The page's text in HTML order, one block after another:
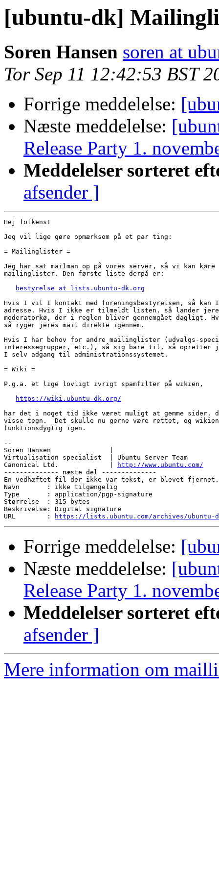
[ubuntu-dk]
Soren Hansen soren at
Tor Sep 11 12:42:53 BST
Forrige meddelelse:
Næste meddelelse:
Release Party 1.
Meddelelser sorteret
afsender ]
Hej folkens!
Jeg vil lige gøre opmærksom på et par ting:
= Mailinglister =
Jeg har sat mailman op på vores server, så vi kan køre
mailinglister. Den første liste derpå er:
bestyrelse at lists.ubuntu-dk.org
Hvis I vil I kontakt med foreningsbestyrelsen, så
adresse. Hvis I ikke er tilmeldt listen, så lander
moderatorkø, der i reglen bliver gennemgået dagligt.
så ryger jeres mail direkte igennem.
Hvis I har behov for andre mailinglister (udvalgs-
interessegrupper, etc.), så sig bare til, så opretter
I selv adgang til administrationssystemet.
= Wiki =
P.g.a. et lige lovligt ivrigt spamfilter på wikien,
https://wiki.ubuntu-dk.org/
har det i noget tid ikke været muligt at gemme sider,
visse tegn.  Det skulle nu gerne være rettet, og
funktionsdygtig igen.
--
Soren Hansen               |
Virtualisation specialist  | Ubuntu Server Team
Canonical Ltd.             |
http://www.ubuntu.com/
-------------- næste del --------------
En vedhæftet fil der ikke var tekst, er blevet
Navn       : ikke tilgængelig
Type       : application/pgp-signature
Størrelse  : 315 bytes
Beskrivelse: Digital signature
URL        :
https://lists.ubuntu.com/archives/ubuntu-
Forrige meddelelse:
Næste meddelelse:
Release Party 1.
Meddelelser sorteret
afsender ]
Mere information om